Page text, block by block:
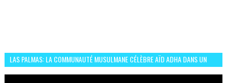
LAS PALMAS: LA COMMUNAUTÉ MUSULMANE CÉLÈBRE AÏD ADHA DANS UN